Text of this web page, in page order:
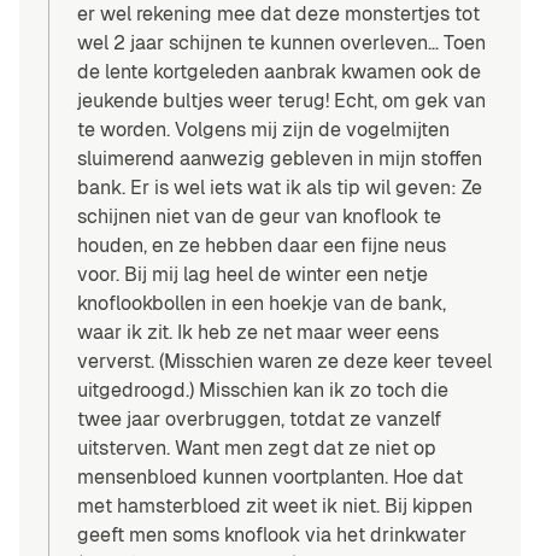
er wel rekening mee dat deze monstertjes tot
wel 2 jaar schijnen te kunnen overleven… Toen
de lente kortgeleden aanbrak kwamen ook de
jeukende bultjes weer terug! Echt, om gek van
te worden. Volgens mij zijn de vogelmijten
sluimerend aanwezig gebleven in mijn stoffen
bank. Er is wel iets wat ik als tip wil geven: Ze
schijnen niet van de geur van knoflook te
houden, en ze hebben daar een fijne neus
voor. Bij mij lag heel de winter een netje
knoflookbollen in een hoekje van de bank,
waar ik zit. Ik heb ze net maar weer eens
ververst. (Misschien waren ze deze keer teveel
uitgedroogd.) Misschien kan ik zo toch die
twee jaar overbruggen, totdat ze vanzelf
uitsterven. Want men zegt dat ze niet op
mensenbloed kunnen voortplanten. Hoe dat
met hamsterbloed zit weet ik niet. Bij kippen
geeft men soms knoflook via het drinkwater